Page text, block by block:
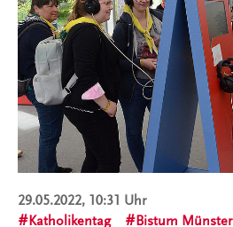
29.05.2022, 10:31 Uhr
Katholikentag
Bistum Münster